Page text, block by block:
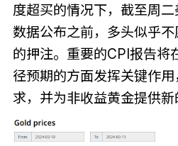
度超买的情况下，截至周
数据公布之前，多头似乎
的押注。重要的CPI报告将
径预期的方面发挥关键作
求，并为非收益黄金提供新